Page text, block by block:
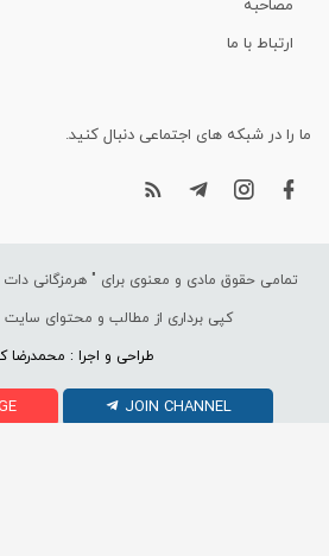
مصاحبه
ارتباط با ما
ما را در شبکه های اجتماعی دنبال کنید.
تمامی حقوق مادی و معنوی برای " هرمزگانی
کپی برداری از مطالب و محتوای سایت
طراحی و اجرا : محمدرضا
JOIN CHANNEL